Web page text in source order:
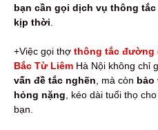
bạn cần gọi dịch vụ thông
kịp thời
+Việc gọi thợ thông tắc đường
Bắc Từ Liêm Hà Nội không chỉ
vấn đề tắc nghẽn , mà còn bảo
hỏng nặng , kéo dài tuổi thọ
bạn.